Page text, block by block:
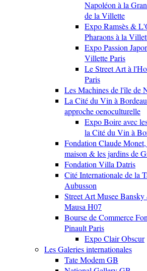
Napoléon à la
de la Villette
Expo Ramsès &
Pharaons à la
Expo Passion
Villette Paris
Le Street Art à
Paris
Les Machines de l'île de
La Cité du Vin à
approche oenoculturelle
Expo Boire avec
la Cité du Vin à
Fondation Claude
maison & les jardins de
Fondation Villa Datris
Cité Internationale de la
Aubusson
Street Art Musee
Mausa H07
Bourse de Commerce
Pinault Paris
Expo Clair Obscur
Les Galeries internationales
Tate Modem GB